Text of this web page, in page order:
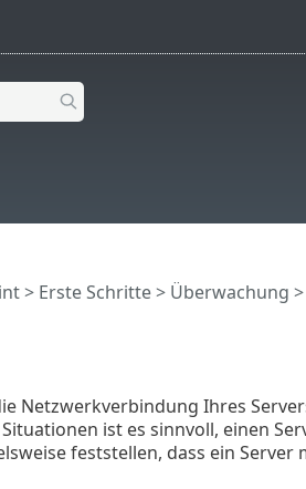
> Erste Schritte> Überwachung
Netzwerkverbindung Ihres
ist es sinnvoll, einen
feststellen, dass ein